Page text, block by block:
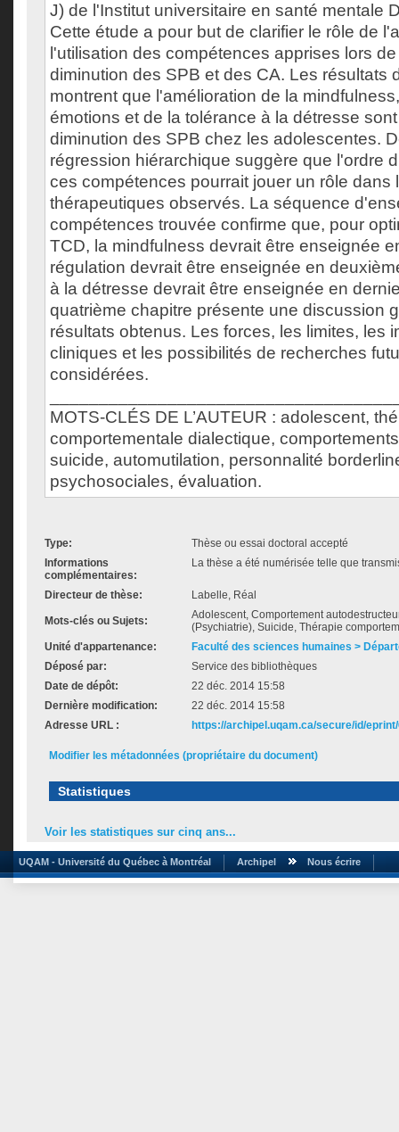
J) de l'Institut universitaire en santé mentale
Cette étude a pour but de clarifier le rôle de
l'utilisation des compétences apprises lors
diminution des SPB et des CA. Les résultats
montrent que l'amélioration de la
émotions et de la tolérance à la détresse
diminution des SPB chez les adolescentes.
régression hiérarchique suggère que l'ordre
ces compétences pourrait jouer un rôle dans
thérapeutiques observés. La séquence
compétences trouvée confirme que, pour
TCD, la mindfulness devrait être enseignée
régulation devrait être enseignée en
à la détresse devrait être enseignée en
quatrième chapitre présente une discussion
résultats obtenus. Les forces, les limites, les
cliniques et les possibilités de recherches
considérées.
MOTS-CLÉS DE L’AUTEUR : adolescent,
comportementale dialectique,
suicide, automutilation, personnalité
psychosociales, évaluation.
Type:
Thèse ou essai doctoral accepté
Informations
complémentaires:
La thèse a été numérisée telle que
Directeur de thèse: Labelle, Réal
Mots-clés ou Sujets:
Adolescent, Comportement
(Psychiatrie), Suicide, Thérapie
Unité d'appartenance:
Faculté des sciences humaines >
Déposé par:
Service des bibliothèques
Date de dépôt:
22 déc. 2014 15:58
Dernière modification:
22 déc. 2014 15:58
Adresse URL :
https://archipel.uqam.ca/secure/id/
Modifier les métadonnées (propriétaire du document)
Statistiques
Voir les statistiques sur cinq ans...
UQAM - Université du Québec à Montréal Archipel Nous écrire